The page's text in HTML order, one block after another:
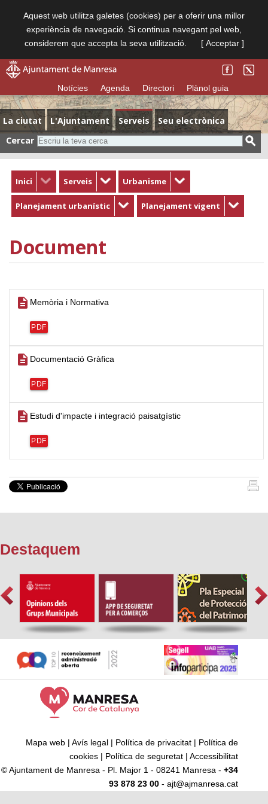
Aquest web utilitza galetes (cookies) per a oferir una millor
experiència de navegació. Si continua navegant pel web,
considerem que accepta la seva utilització.
[ Acceptar ]
Notícies Agenda Directori Plànol guia
La ciutat L'Ajuntament Serveis
Seu electrònica
Cercar
Inici Serveis Urbanisme
Planejament urbanístic Planejament vigent
Document
description Memòria i Normativa
PDF
description Documentació Gràfica
PDF
description Estudi d'impacte i integració paisatgístic
PDF
Destaquem
Mapa web | Avís legal | Política de privacitat | Política de
cookies | Política de seguretat | Accessibilitat
© Ajuntament de Manresa - Pl. Major 1 - 08241 Manresa - +34
93 878 23 00 - ajt@ajmanresa.cat